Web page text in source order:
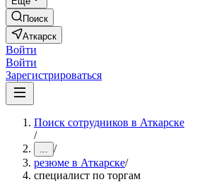
Поиск
Аткарск
Войти
Войти
Зарегистрироваться
Поиск сотрудников в Аткарске
/
... /
резюме в Аткарске/
специалист по торгам